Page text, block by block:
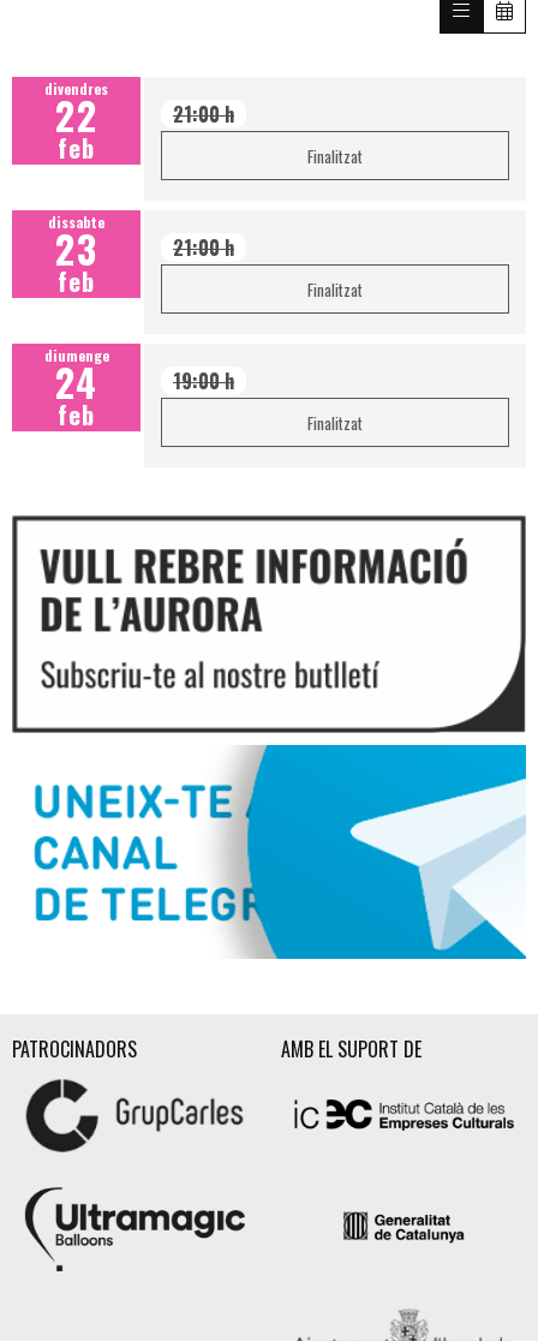
divendres
22
feb
21:00 h
Finalitzat
dissabte
23
feb
21:00 h
Finalitzat
diumenge
24
feb
19:00 h
Finalitzat
PATROCINADORS AMB EL SUPORT DE